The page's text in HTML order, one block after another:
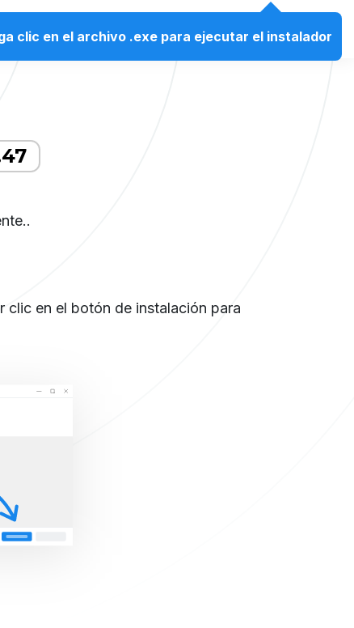
ES
clic en el botón de instalación para
clic en el archivo .exe para ejecutar el instalador